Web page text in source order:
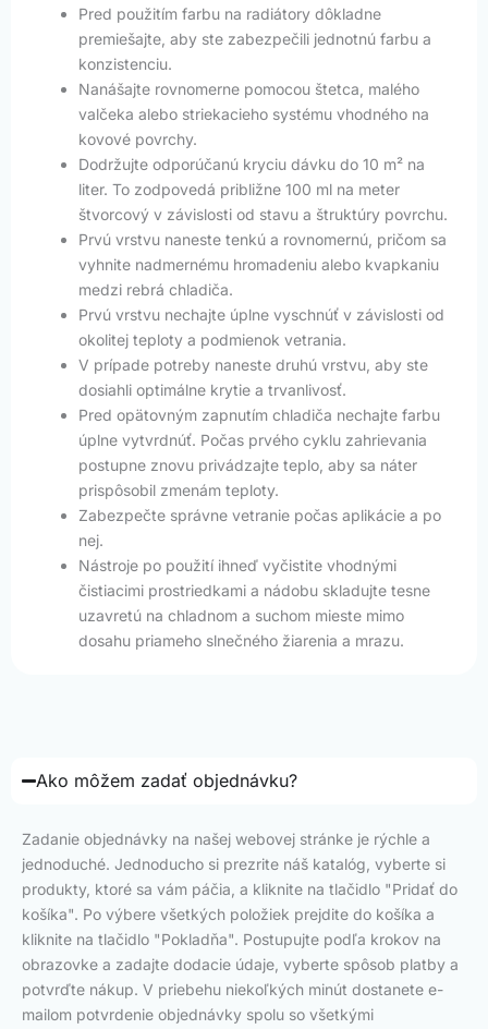
Pred použitím farbu na radiátory dôkladne
premiešajte, aby ste zabezpečili jednotnú farbu a
konzistenciu.
Nanášajte rovnomerne pomocou štetca, malého
valčeka alebo striekacieho systému vhodného na
kovové povrchy.
Dodržujte odporúčanú kryciu dávku do 10 m² na
liter. To zodpovedá približne 100 ml na meter
štvorcový v závislosti od stavu a štruktúry povrchu.
Prvú vrstvu naneste tenkú a rovnomernú, pričom sa
vyhnite nadmernému hromadeniu alebo kvapkaniu
medzi rebrá chladiča.
Prvú vrstvu nechajte úplne vyschnúť v závislosti od
okolitej teploty a podmienok vetrania.
V prípade potreby naneste druhú vrstvu, aby ste
dosiahli optimálne krytie a trvanlivosť.
Pred opätovným zapnutím chladiča nechajte farbu
úplne vytvrdnúť. Počas prvého cyklu zahrievania
postupne znovu privádzajte teplo, aby sa náter
prispôsobil zmenám teploty.
Zabezpečte správne vetranie počas aplikácie a po
nej.
Nástroje po použití ihneď vyčistite vhodnými
čistiacimi prostriedkami a nádobu skladujte tesne
uzavretú na chladnom a suchom mieste mimo
dosahu priameho slnečného žiarenia a mrazu.
Ako môžem zadať objednávku?
Zadanie objednávky na našej webovej stránke je rýchle a
jednoduché. Jednoducho si prezrite náš katalóg, vyberte si
produkty, ktoré sa vám páčia, a kliknite na tlačidlo "Pridať do
košíka". Po výbere všetkých položiek prejdite do košíka a
kliknite na tlačidlo "Pokladňa". Postupujte podľa krokov na
obrazovke a zadajte dodacie údaje, vyberte spôsob platby a
potvrďte nákup. V priebehu niekoľkých minút dostanete e-
mailom potvrdenie objednávky spolu so všetkými